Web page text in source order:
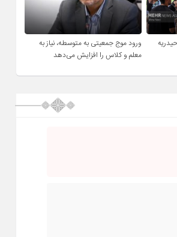
ورود موج جمعیتی به متوسطه، نیاز به
معلم و کلاس را افزایش می‌دهد